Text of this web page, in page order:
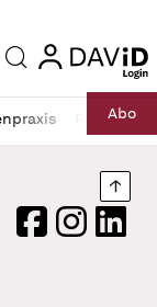
Suche login
RechtAbo
FacebookInstagram